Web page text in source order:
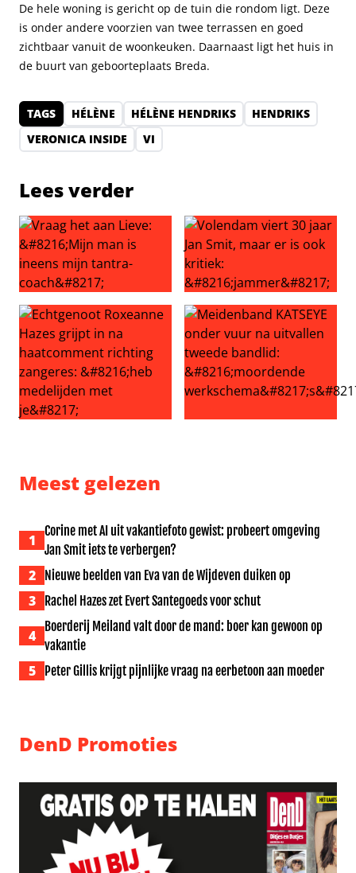
De hele woning is gericht op de tuin die rondom ligt. Deze
is onder andere voorzien van twee terrassen en goed
zichtbaar vanuit de woonkeuken. Daarnaast ligt het huis in
de buurt van geboorteplaats Breda.
TAGS HÉLÈNE HÉLÈNE HENDRIKS
HENDRIKS
VERONICA INSIDE
VI
Lees verder
Vraag het aan Lieve: ‘Mijn man is ineens mijn tantra-
Volendam viert 30 jaar Jan
Meest gelezen
1
Corine met AI uit vakantiefoto gewist: probeert omgeving
Jan Smit iets te verbergen?
2 Nieuwe beelden van Eva van de Wijdeven duiken op
3 Rachel Hazes zet Evert Santegoeds voor schut
4
Boerderij Meiland valt door de mand: boer kan gewoon op
vakantie
5 Peter Gillis krijgt pijnlijke vraag na eerbetoon aan moeder
DenD Promoties